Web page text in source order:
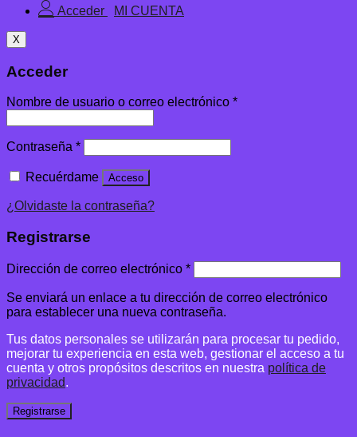
Acceder
X
Acceder
Nombre de usuario o correo electrónico *
Contraseña *
Recuérdame Acceso
¿Olvidaste la contraseña?
Registrarse
Dirección de correo electrónico *
Se enviará un enlace a tu dirección de correo electrónico
para establecer una nueva contraseña.
Tus datos personales se utilizarán para procesar tu pedido,
mejorar tu experiencia en esta web, gestionar el acceso a tu
cuenta y otros propósitos descritos en nuestra política de
privacidad.
Registrarse